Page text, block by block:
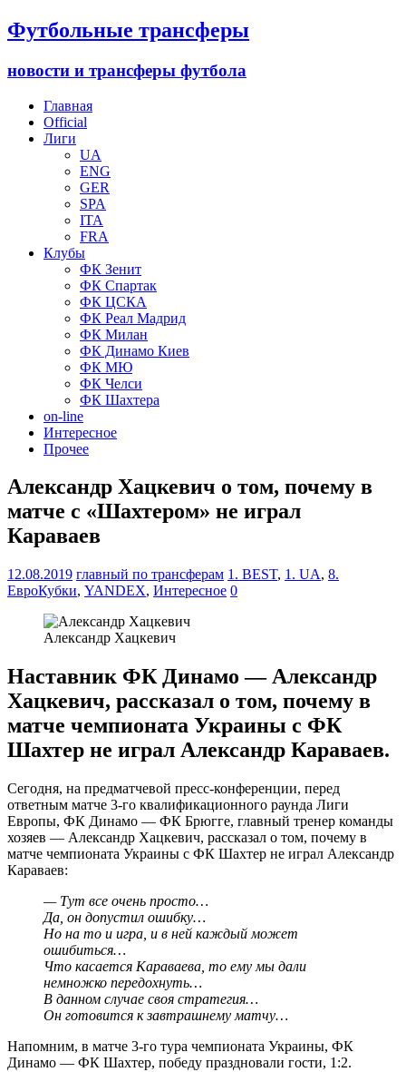
Футбольные трансферы
новости и трансферы футбола
Главная
Official
Лиги
UA
ENG
GER
SPA
ITA
FRA
Клубы
ФК Зенит
ФК Спартак
ФК ЦСКА
ФК Реал Мадрид
ФК Милан
ФК Динамо Киев
ФК МЮ
ФК Челси
ФК Шахтера
on-line
Интересное
Прочее
Александр Хацкевич о том, почему в
матче с «Шахтером» не играл
Караваев
12.08.2019 главный по трансферам 1. BEST, 1. UA, 8.
ЕвроКубки, YANDEX, Интересное 0
Александр Хацкевич
Наставник ФК Динамо — Александр
Хацкевич, рассказал о том, почему в
матче чемпионата Украины с ФК
Шахтер не играл Александр Караваев.
Сегодня, на предматчевой пресс-конференции, перед
ответным матче 3-го квалификационного раунда Лиги
Европы, ФК Динамо — ФК Брюгге, главный тренер команды
хозяев — Александр Хацкевич, рассказал о том, почему в
матче чемпионата Украины с ФК Шахтер не играл Александр
Караваев:
— Тут все очень просто…
Да, он допустил ошибку…
Но на то и игра, и в ней каждый может
ошибиться…
Что касается Караваева, то ему мы дали
немножко передохнуть…
В данном случае своя стратегия…
Он готовится к завтрашнему матчу…
Напомним, в матче 3-го тура чемпионата Украины, ФК
Динамо — ФК Шахтер, победу праздновали гости, 1:2.